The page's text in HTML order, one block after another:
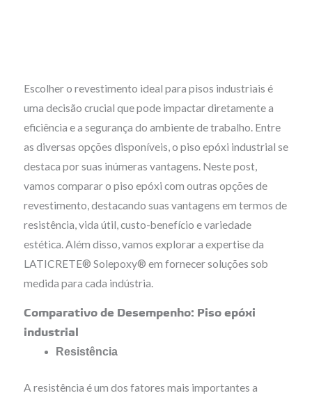
Escolher o revestimento ideal para pisos industriais é
uma decisão crucial que pode impactar diretamente a
eficiência e a segurança do ambiente de trabalho. Entre
as diversas opções disponíveis, o piso epóxi industrial se
destaca por suas inúmeras vantagens. Neste post,
vamos comparar o piso epóxi com outras opções de
revestimento, destacando suas vantagens em termos de
resistência, vida útil, custo-benefício e variedade
estética. Além disso, vamos explorar a expertise da
LATICRETE® Solepoxy® em fornecer soluções sob
medida para cada indústria.
Comparativo de Desempenho: Piso epóxi
industrial
Resistência
A resistência é um dos fatores mais importantes a